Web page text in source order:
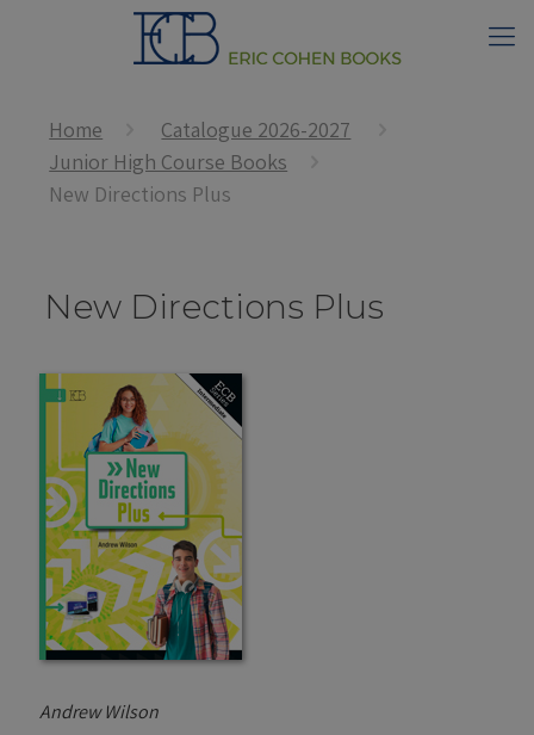
Home
Catalogue 2026-2027
Junior High Course Books
New Directions Plus
New Directions Plus
Andrew Wilson